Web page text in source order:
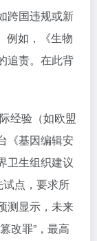
跨国违规或新
例如，《生物
追责。在此背
经验（如欧盟
《基因编辑安
卫生组织建议
试点，要求所
测显示，未来
改罪”，最高